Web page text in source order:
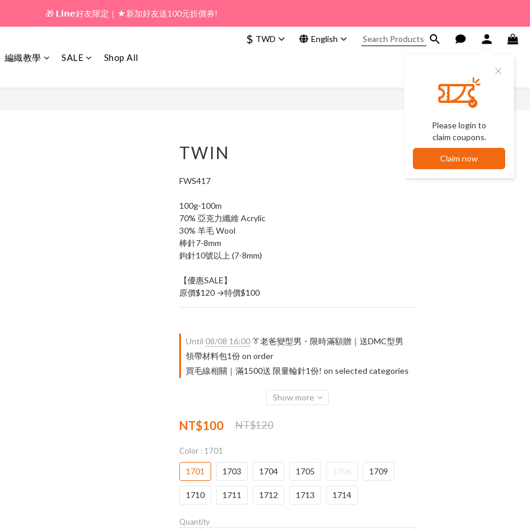
🎁 新好友購物金｜★加入新會員領券送100元!
🎁 新好友購物金｜★加入新會員領券送100元!
$ TWD English
Please login to
claim coupons.
Claim now
編織教學 SALE Shop All
TWIN
FWS417
100g-100m
70% 亞克力纖維 Acrylic
30% 羊毛 Wool
棒針7-8mm
鉤針10號以上 (7-8mm)
【優惠SALE】
原價$120 →特價$100
Until 08/08 16:00 👔老爸變型男・限時滿額贈｜送DMC型男
領帶材料包1份 on order
買毛線相關｜滿1500送 限量輪針1份! on selected categories
Show more
NT$100 NT$120
Color : 1701
1701 1703 1704 1705 1706 1709
1710 1711 1712 1713 1714
Quantity